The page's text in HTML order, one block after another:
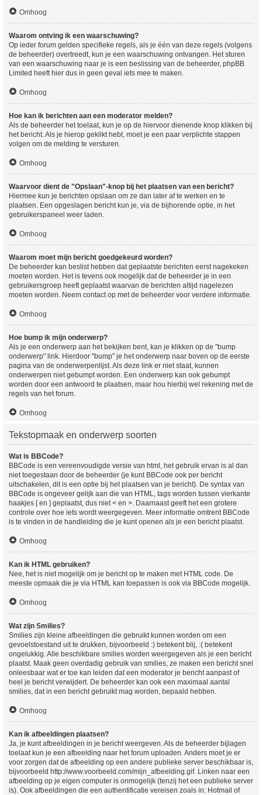
Omhoog
Waarom ontving ik een waarschuwing?
Op ieder forum gelden specifieke regels, als je één van deze regels (volgens
de beheerder) overtreedt, kun je een waarschuwing ontvangen. Het sturen
van een waarschuwing naar je is een beslissing van de beheerder, phpBB
Limited heeft hier dus in geen geval iets mee te maken.
Omhoog
Hoe kan ik berichten aan een moderator melden?
Als de beheerder het toelaat, kun je op de hiervoor dienende knop klikken bij
het bericht. Als je hierop geklikt hebt, moet je een paar verplichte stappen
volgen om de melding te versturen.
Omhoog
Waarvoor dient de "Opslaan"-knop bij het plaatsen van een bericht?
Hiermee kun je berichten opslaan om ze dan later af te werken en te
plaatsen. Een opgeslagen bericht kun je, via de bijhorende optie, in het
gebruikerspaneel weer laden.
Omhoog
Waarom moet mijn bericht goedgekeurd worden?
De beheerder kan beslist hebben dat geplaatste berichten eerst nagekeken
moeten worden. Het is tevens ook mogelijk dat de beheerder je in een
gebruikersgroep heeft geplaatst waarvan de berichten altijd nagelezen
moeten worden. Neem contact op met de beheerder voor verdere informatie.
Omhoog
Hoe bump ik mijn onderwerp?
Als je een onderwerp aan het bekijken bent, kan je klikken op de "bump
onderwerp" link. Hierdoor "bump" je het onderwerp naar boven op de eerste
pagina van de onderwerpenlijst. Als deze link er niet staat, kunnen
onderwerpen niet gebumpt worden. Een onderwerp kan ook gebumpt
worden door een antwoord te plaatsen, maar hou hierbij wel rekening met de
regels van het forum.
Omhoog
Tekstopmaak en onderwerp soorten
Wat is BBCode?
BBCode is een vereenvoudigde versie van html, het gebruik ervan is al dan
niet toegestaan door de beheerder (je kunt BBCode ook per bericht
uitschakelen, dit is een optie bij het plaatsen van je bericht). De syntax van
BBCode is ongeveer gelijk aan die van HTML, tags worden tussen vierkante
haakjes [ en ] geplaatst, dus niet < en >. Daarnaast geeft het een grotere
controle over hoe iets wordt weergegeven. Meer informatie omtrent BBCode
is te vinden in de handleiding die je kunt openen als je een bericht plaatst.
Omhoog
Kan ik HTML gebruiken?
Nee, het is niet mogelijk om je bericht op te maken met HTML code. De
meeste opmaak die je via HTML kan toepassen is ook via BBCode mogelijk.
Omhoog
Wat zijn Smilies?
Smilies zijn kleine afbeeldingen die gebruikt kunnen worden om een
gevoelstoestand uit te drukken, bijvoorbeeld :) betekent blij, :( betekent
ongelukkig. Alle beschikbare smilies worden weergegeven als je een bericht
plaatst. Maak geen overdadig gebruik van smilies, ze maken een bericht snel
onleesbaar wat er toe kan leiden dat een moderator je bericht aanpast of
heel je bericht verwijdert. De beheerder kan ook een maximaal aantal
smilies, dat in een bericht gebruikt mag worden, bepaald hebben.
Omhoog
Kan ik afbeeldingen plaatsen?
Ja, je kunt afbeeldingen in je bericht weergeven. Als de beheerder bijlagen
toelaat kun je een afbeelding naar het forum uploaden. Anders moet je er
voor zorgen dat de afbeelding op een andere publieke server beschikbaar is,
bijvoorbeeld http://www.voorbeeld.com/mijn_afbeelding.gif. Linken naar een
afbeelding op je eigen computer is onmogelijk (tenzij het een publieke server
is). Ook afbeeldingen die een authentificatie vereisen zoals in: Hotmail of